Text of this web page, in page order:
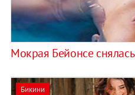
Мокрая Бейонсе
Бикини